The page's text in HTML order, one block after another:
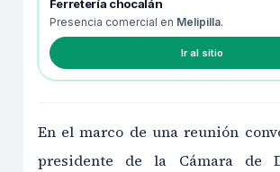
Ferretería chocalán
Presencia comercial en Melipilla.
Ir al sitio
En el marco de una reunión
presidente de la Cámara de